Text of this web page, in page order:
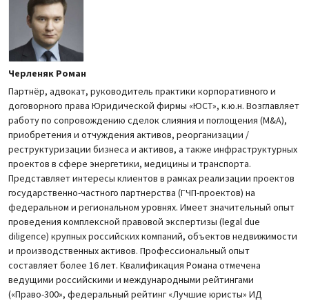
Черленяк Роман
Партнёр, адвокат, руководитель практики корпоративного и
договорного права Юридической фирмы «ЮСТ», к.ю.н. Возглавляет
работу по сопровождению сделок слияния и поглощения (M&A),
приобретения и отчуждения активов, реорганизации /
реструктуризации бизнеса и активов, а также инфраструктурных
проектов в сфере энергетики, медицины и транспорта.
Представляет интересы клиентов в рамках реализации проектов
государственно-частного партнерства (ГЧП-проектов) на
федеральном и региональном уровнях. Имеет значительный опыт
проведения комплексной правовой экспертизы (legal due
diligence) крупных российских компаний, объектов недвижимости
и производственных активов. Профессиональный опыт
составляет более 16 лет. Квалификация Романа отмечена
ведущими российскими и международными рейтингами
(«Право-300», федеральный рейтинг «Лучшие юристы» ИД